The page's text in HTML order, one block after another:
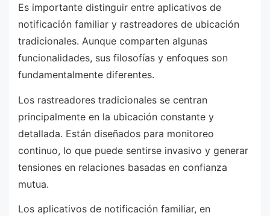
Es importante distinguir entre aplicativos de
notificación familiar y rastreadores de ubicación
tradicionales. Aunque comparten algunas
funcionalidades, sus filosofías y enfoques son
fundamentalmente diferentes.
Los rastreadores tradicionales se centran
principalmente en la ubicación constante y
detallada. Están diseñados para monitoreo
continuo, lo que puede sentirse invasivo y generar
tensiones en relaciones basadas en confianza
mutua.
Los aplicativos de notificación familiar, en